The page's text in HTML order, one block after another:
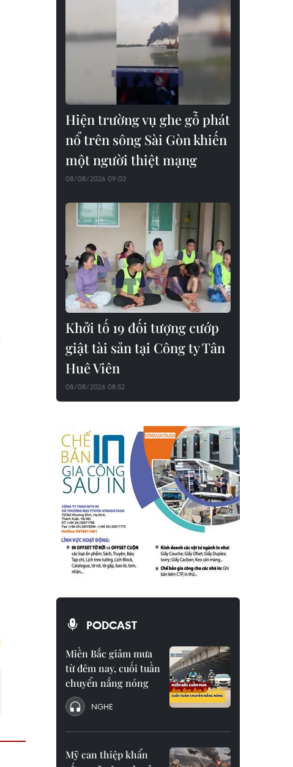
Hiện trường vụ ghe gỗ phát
nổ trên sông Sài Gòn khiến
một người thiệt mạng
08/08/2026 09:03
Khởi tố 19 đối tượng cướp
giật tài sản tại Công ty Tân
Huê Viên
08/08/2026 08:52
PODCAST
Miền Bắc giảm mưa
từ đêm nay, cuối tuần
chuyển nắng nóng
NGHE
Mỹ can thiệp khẩn